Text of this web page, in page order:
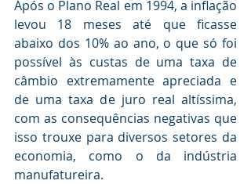
Após o Plano Real em 1994, a inflação
levou 18 meses até que ficasse
abaixo dos 10% ao ano, o que só foi
possível às custas de uma taxa de
câmbio extremamente apreciada e
de uma taxa de juro real altíssima,
com as consequências negativas que
isso trouxe para diversos setores da
economia, como o da indústria
manufatureira.